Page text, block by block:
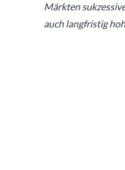
Märkten
auch langfristig